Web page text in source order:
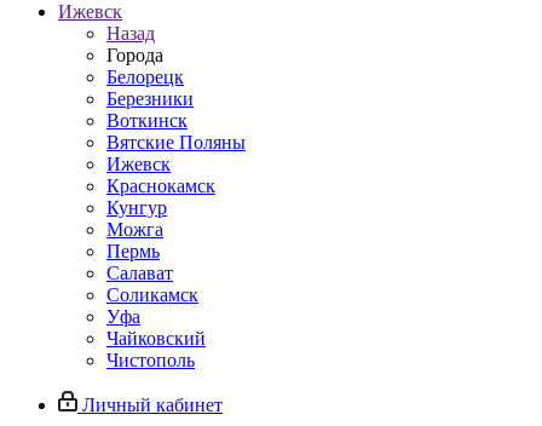
Ижевск
Назад
Города
Белорецк
Березники
Воткинск
Вятские Поляны
Ижевск
Краснокамск
Кунгур
Можга
Пермь
Салават
Соликамск
Уфа
Чайковский
Чистополь
Личный кабинет